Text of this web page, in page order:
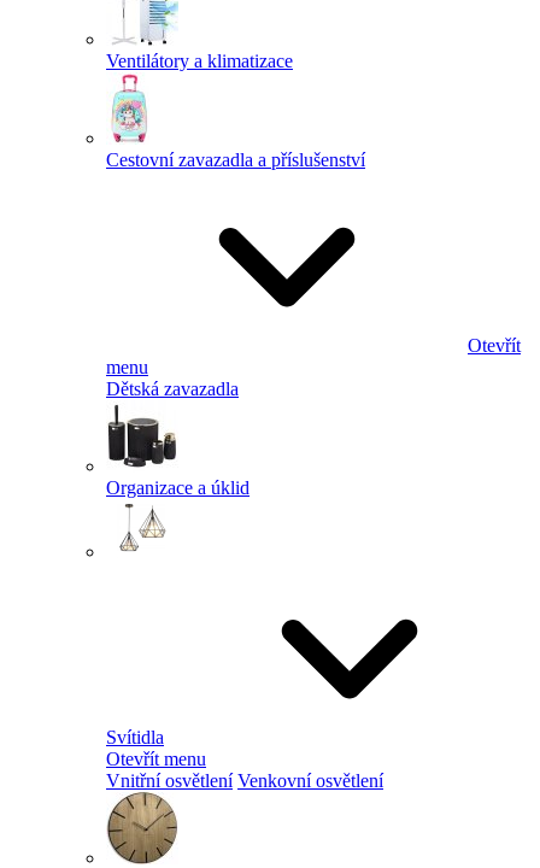
Ventilátory a klimatizace
Cestovní zavazadla a příslušenství
Otevřít
menu
Dětská zavazadla
Organizace a úklid
Svítidla
Otevřít menu
Vnitřní osvětlení Venkovní osvětlení